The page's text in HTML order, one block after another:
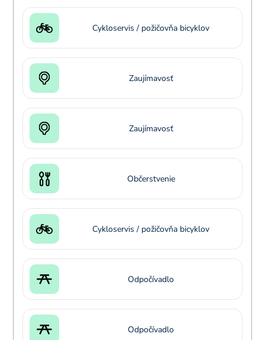
Cykloservis / požičovňa bicyklov
Zaujímavosť
Zaujímavosť
Občerstvenie
Cykloservis / požičovňa bicyklov
Odpočívadlo
Odpočívadlo